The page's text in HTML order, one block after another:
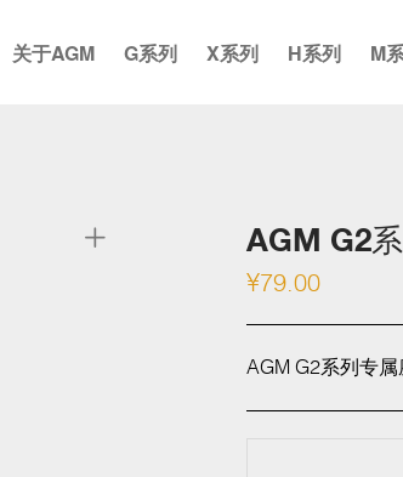
关于AGM G系列 X系列 H系列 M
AGM G2
¥79.00
AGM G2系列专